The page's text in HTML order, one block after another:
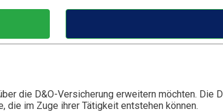
die D&O-Versicherung erweitern möchten. Die
die im Zuge ihrer Tätigkeit entstehen können.